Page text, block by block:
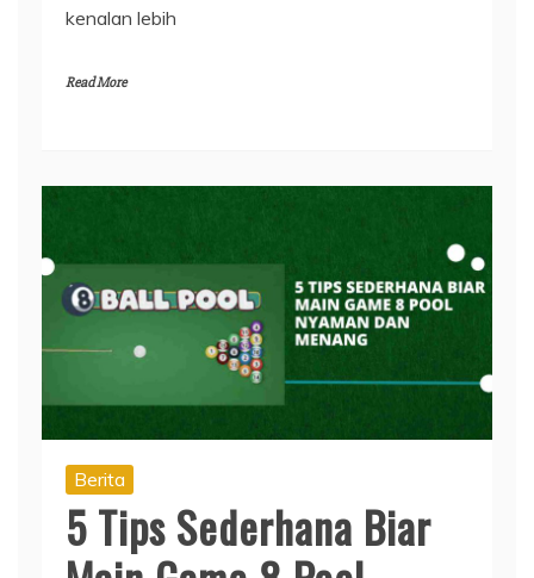
kenalan lebih
Read More
Berita
5 Tips Sederhana Biar